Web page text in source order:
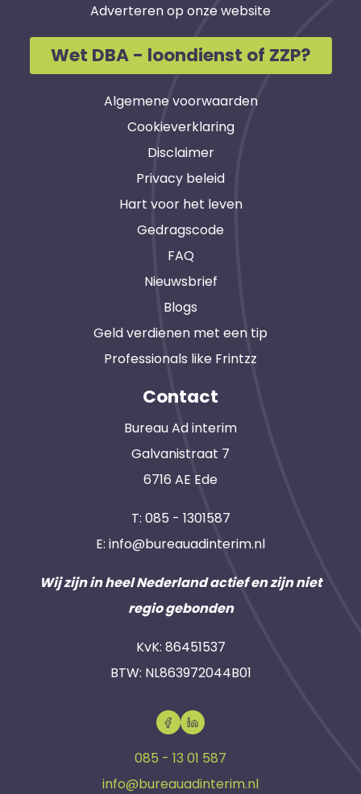
Adverteren op onze website
Wet DBA - loondienst of ZZP?
Algemene voorwaarden
Cookieverklaring
Disclaimer
Privacy beleid
Hart voor het leven
Gedragscode
FAQ
Nieuwsbrief
Blogs
Geld verdienen met een tip
Professionals like Frintzz
Contact
Bureau Ad interim
Galvanistraat 7
6716 AE Ede
T: 085 - 1301587
E: info@bureauadinterim.nl
Wij zijn in heel Nederland actief en zijn niet
regio gebonden
KvK: 86451537
BTW: NL863972044B01
085 - 13 01 587
info@bureauadinterim.nl